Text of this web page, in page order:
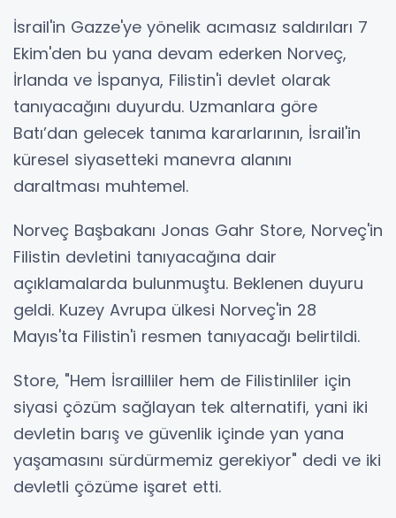
İsrail'in Gazze'ye yönelik acımasız saldırıları 7
Ekim'den bu yana devam ederken Norveç,
İrlanda ve İspanya, Filistin'i devlet olarak
tanıyacağını duyurdu. Uzmanlara göre
Batı’dan gelecek tanıma kararlarının, İsrail'in
küresel siyasetteki manevra alanını
daraltması muhtemel.
Norveç Başbakanı Jonas Gahr Store, Norveç'in
Filistin devletini tanıyacağına dair
açıklamalarda bulunmuştu. Beklenen duyuru
geldi. Kuzey Avrupa ülkesi Norveç'in 28
Mayıs'ta Filistin'i resmen tanıyacağı belirtildi.
Store, "Hem İsrailliler hem de Filistinliler için
siyasi çözüm sağlayan tek alternatifi, yani iki
devletin barış ve güvenlik içinde yan yana
yaşamasını sürdürmemiz gerekiyor" dedi ve iki
devletli çözüme işaret etti.